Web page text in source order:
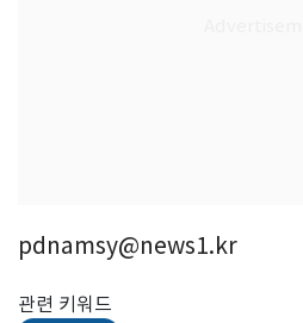
pdnamsy@news1.kr
관련 키워드